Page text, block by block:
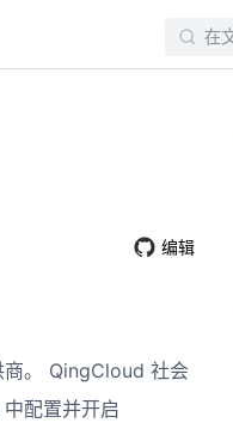
编辑
商。 QingCloud 社会
配置并开启